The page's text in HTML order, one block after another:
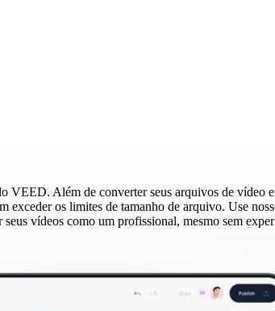
Além de converter seus arquivos de vídeo
exceder os limites de tamanho de arquivo. Use
vídeos como um profissional, mesmo sem